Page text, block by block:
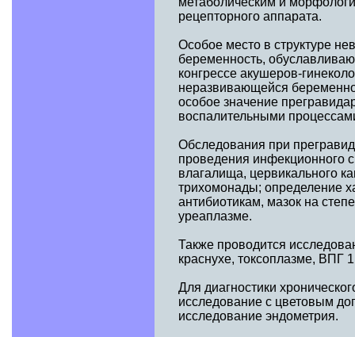
рецепторного аппарата.
Особое место в структуре
беременность,
конгрессе акушеров-
неразвивающейся
особое значение
воспалительными
Обследования при
проведения инфекционного
влагалища, цервикального
трихомонады; определение
антибиотикам, мазок на
уреаплазме.
Также проводится
краснухе, токсоплазме, ВПГ
Для диагностики
исследование с цветовым
исследование эндометрия.